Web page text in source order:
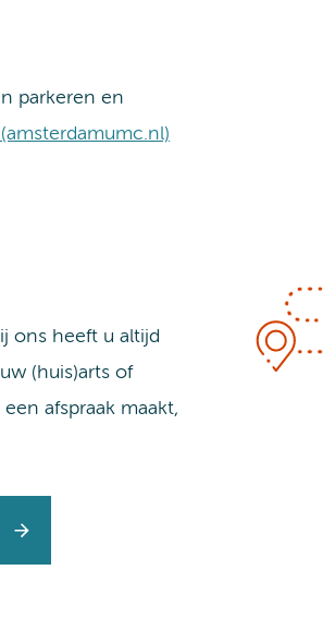
parkeren en
ons heeft u altijd
(huis)arts of
afspraak maakt,